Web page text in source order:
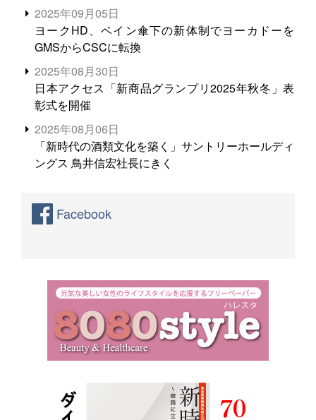
る。米増産に向けて、米輸出需要の拡大を」
2025年09月05日
ヨークHD、ベイン傘下の新体制でヨーカドーを
GMSからCSCに転換
2025年08月30日
日本アクセス「新商品グランプリ2025年秋冬」表
彰式を開催
2025年08月06日
「新時代の酒類文化を築く」サントリーホールディ
ングス 鳥井信宏社長にきく
Facebook